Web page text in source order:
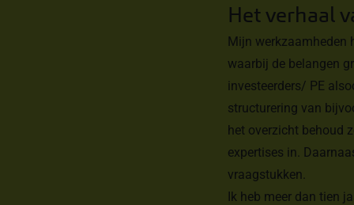
Het verhaal
Mijn werkzaamheden
waarbij de belangen
investeerders/ PE
structurering van
het overzicht behoud
expertises in.
vraagstukken.
Ik heb meer dan tien